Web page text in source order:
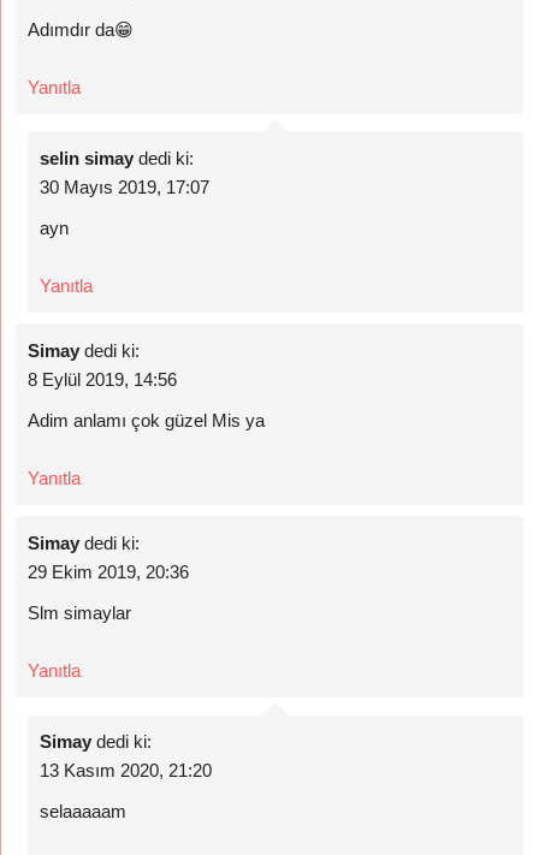
Adımdır da😁
Yanıtla
selin simay dedi ki:
30 Mayıs 2019, 17:07
ayn
Yanıtla
Simay dedi ki:
8 Eylül 2019, 14:56
Adim anlamı çok güzel Mis ya
Yanıtla
Simay dedi ki:
29 Ekim 2019, 20:36
Slm simaylar
Yanıtla
Simay dedi ki:
13 Kasım 2020, 21:20
selaaaaam